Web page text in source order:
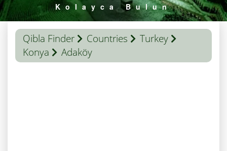
Kolayca Bulun
Qibla Finder Countries
Turkey
Konya
Adaköy